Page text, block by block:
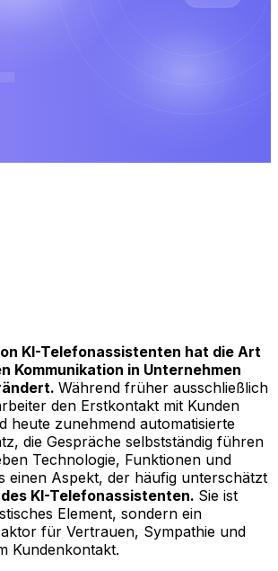
KI-Telefonassistenten hat die Art
Kommunikation in Unternehmen
Während früher ausschließlich
den Erstkontakt mit Kunden
heute zunehmend automatisierte
die Gespräche selbstständig führen
Technologie, Funktionen und
einen Aspekt, der häufig unterschätzt
KI-Telefonassistenten. Sie ist
Element, sondern ein
für Vertrauen, Sympathie und
Kundenkontakt.